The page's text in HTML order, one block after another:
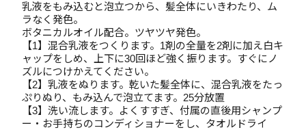
乳液をもみ込むと泡立つから、髪全体にいきわたり、ム
ラなく発色。
ボタニカルオイル配合。ツヤツヤ発色。
【1】混合乳液をつくります。1剤の全量を2剤に加え白キ
ャップをしめ、上下に30回ほど強く振ります。すぐにノ
ズルにつけかえてください。
【2】乳液をぬります。乾いた髪全体に、混合乳液をたっ
ぷりぬり、もみ込んで泡立てます。25分放置
【3】洗い流します。よくすすぎ、付属の直後用シャンプ
ー・お手持ちのコンディショナーをし、タオルドライ